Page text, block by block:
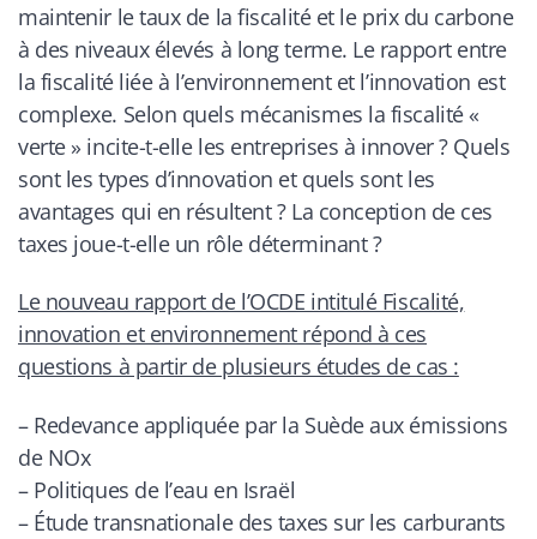
maintenir le taux de la fiscalité et le prix du carbone
à des niveaux élevés à long terme. Le rapport entre
la fiscalité liée à l’environnement et l’innovation est
complexe. Selon quels mécanismes la fiscalité «
verte » incite-t-elle les entreprises à innover ? Quels
sont les types d’innovation et quels sont les
avantages qui en résultent ? La conception de ces
taxes joue-t-elle un rôle déterminant ?
Le nouveau rapport de l’OCDE intitulé Fiscalité,
innovation et environnement répond à ces
questions à partir de plusieurs études de cas :
– Redevance appliquée par la Suède aux émissions
de NOx
– Politiques de l’eau en Israël
– Étude transnationale des taxes sur les carburants